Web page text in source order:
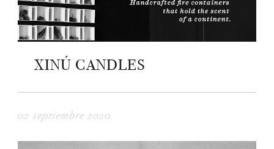
XINÚ CANDLES
02 septiembre 2020